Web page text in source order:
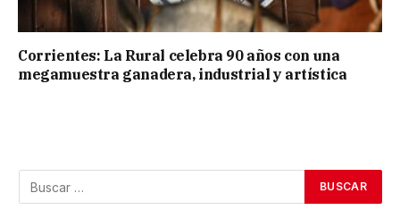
Corrientes: La Rural celebra 90 años con una
megamuestra ganadera, industrial y artística